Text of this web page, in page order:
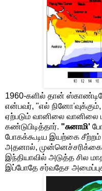
1960-களில் தான்
என்பவர், "எல் நினோ'வுக்கும்,
ஏற்படும் வானிலை வானிலை
கண்டுபிடித்தார். "சுனாமி'
போகக்கூடிய இயற்கை
அதனால், முன்னெச்சரிக்கை
இந்தியாவில் அடுத்த சில
இப்போதே சர்வதேச